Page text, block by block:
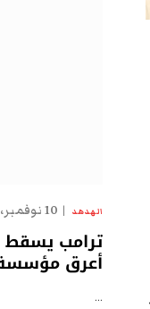
الهدهد 10 نوفمبر، 2025
ترامب
أعرق مؤسسة
…